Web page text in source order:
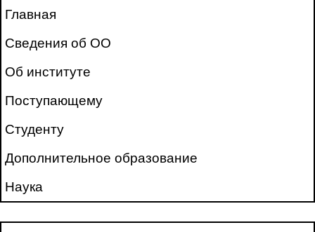
Главная
Сведения об ОО
Об институте
Поступающему
Студенту
Дополнительное образование
Наука